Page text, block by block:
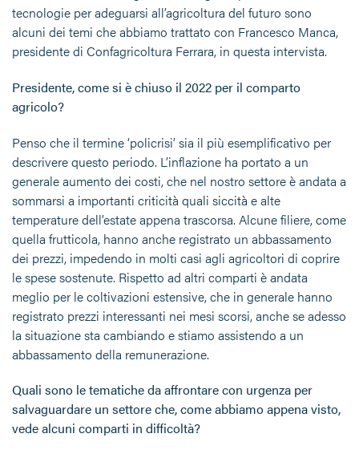
tecnologie per adeguarsi all’agricoltura del futuro sono
alcuni dei temi che abbiamo trattato con Francesco Manca,
presidente di Confagricoltura Ferrara, in questa intervista.
Presidente, come si è chiuso il 2022 per il comparto
agricolo?
Penso che il termine ‘policrisi’ sia il più esemplificativo per
descrivere questo periodo. L’inflazione ha portato a un
generale aumento dei costi, che nel nostro settore è andata a
sommarsi a importanti criticità quali siccità e alte
temperature dell’estate appena trascorsa. Alcune filiere, come
quella frutticola, hanno anche registrato un abbassamento
dei prezzi, impedendo in molti casi agli agricoltori di coprire
le spese sostenute. Rispetto ad altri comparti è andata
meglio per le coltivazioni estensive, che in generale hanno
registrato prezzi interessanti nei mesi scorsi, anche se adesso
la situazione sta cambiando e stiamo assistendo a un
abbassamento della remunerazione.
Quali sono le tematiche da affrontare con urgenza per
salvaguardare un settore che, come abbiamo appena visto,
vede alcuni comparti in difficoltà?